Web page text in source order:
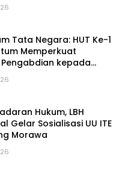
Tata Negara: HUT Ke-1
Memperkuat
kepada
Hukum, LBH
Gelar Sosialisasi UU ITE
Morawa